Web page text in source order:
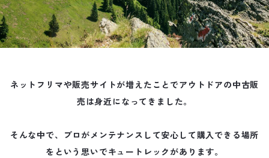
ネットフリマや販売サイトが増えたことでアウトドアの中古販
売は身近になってきました。
そんな中で、プロがメンテナンスして安心して購入できる場所
をという思いでキュートレックがあります。